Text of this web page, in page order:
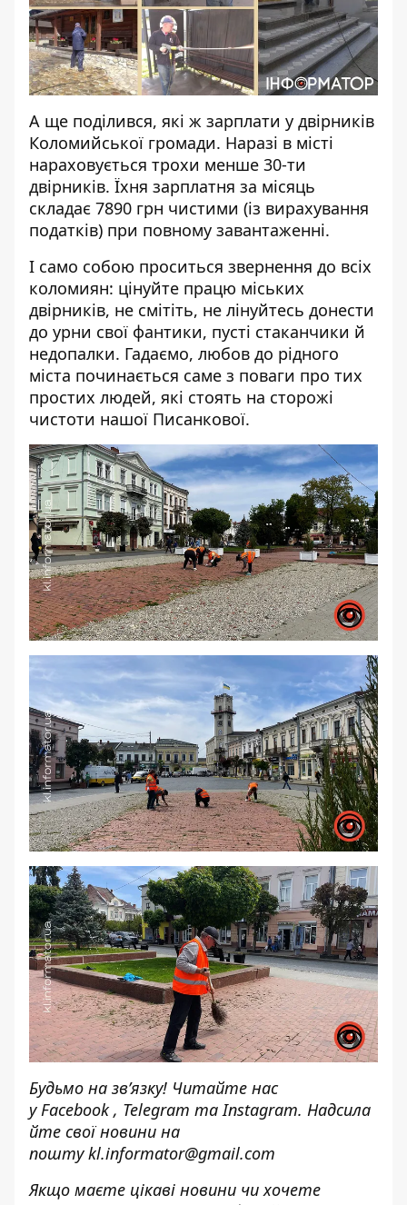
А ще поділився, які ж зарплати у двірників
Коломийської громади. Наразі в місті
нараховується трохи менше 30-ти
двірників. Їхня зарплатня за місяць
складає 7890 грн чистими (із вирахування
податків) при повному завантаженні.
І само собою проситься звернення до всіх
коломиян: цінуйте працю міських
двірників, не смітіть, не лінуйтесь донести
до урни свої фантики, пусті стаканчики й
недопалки. Гадаємо, любов до рідного
міста починається саме з поваги про тих
простих людей, які стоять на сторожі
чистоти нашої Писанкової.
Будьмо на зв’язку! Читайте нас
уFacebook, Telegram таInstagram. Надсила
йте свої новини на
поштуkl.informator@gmail.com
Якщо маєте цікаві новини чи хочете